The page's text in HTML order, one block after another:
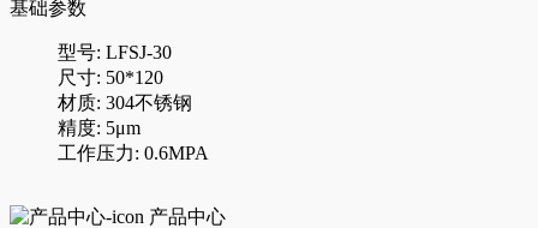
基础参数
型号: LFSJ-30
尺寸: 50*120
材质: 304不锈钢
精度: 5μm
工作压力: 0.6MPA
产品中心